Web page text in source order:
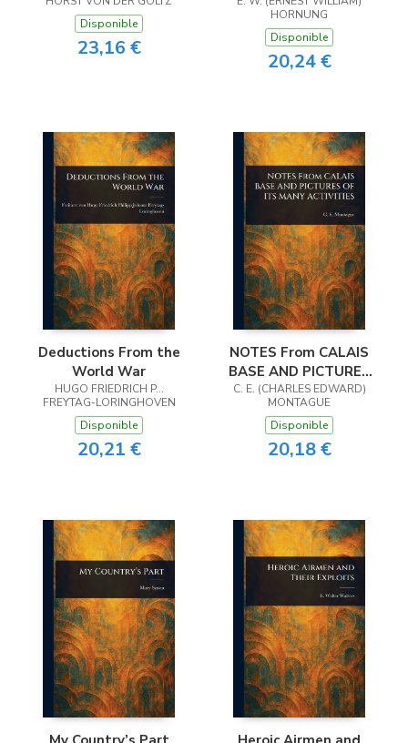
Disponible
23,16 €
HORNUNG
Disponible
20,24 €
Deductions From the
World War
HUGO FRIEDRICH P...
FREYTAG-LORINGHOVEN
Disponible
20,21 €
NOTES From CALAIS
BASE AND PICTURES
OF ITS MANY
ACTIVITIES
C. E. (CHARLES EDWARD)
MONTAGUE
Disponible
20,18 €